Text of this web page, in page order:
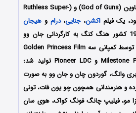
sau san taam) که با عناوین (God of Guns) و (Ruthless Super-
اکشن،جنایی،درام و هیجان
محصول سال 1992 کشور هنگ کنگ به کارگردانی جان وو
(John Woo) است که توسط کمپانی‌ سه Golden Princess Film
Production و Milestone Pictures و Pioneer LDC تولید شد؛
بری وانگ، گوردون چان و جان وو به صورت
و هنرمندانی همچون چو یون فات، تونی
مو، فیلیپ چانگ فونگ کواک، هوی سان